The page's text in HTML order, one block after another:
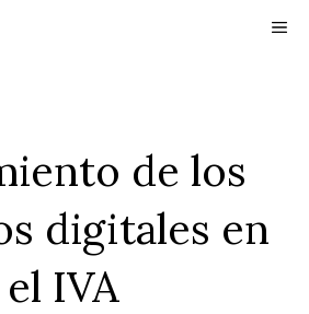
de los
digitales en
el IVA